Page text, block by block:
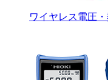
ワイヤレス電圧